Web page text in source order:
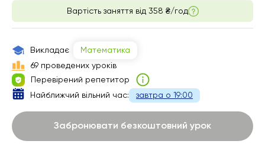
Вартість заняття від 358 ₴/год
Викладає
Математика
69 проведених уроків
Перевірений репетитор
Найближчий вільний час:
завтра о 19:00
Забронювати безкоштовний урок
вільних
вільних
годин
вільних